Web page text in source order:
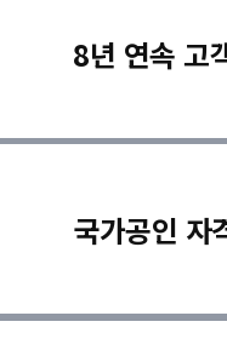
8년 연속 고
국가공인 자